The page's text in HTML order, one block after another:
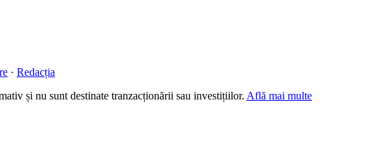
· Redacția
și nu sunt destinate tranzacționării sau investițiilor. Află mai multe